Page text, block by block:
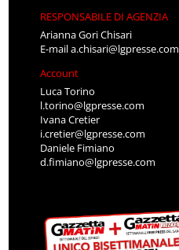
RESPONSABILE DI AGENZIA
Arianna Gori Chisari
E-maila.chisari@lgpresse.com
Account
Luca Torino
l.torino@lgpresse.com
Ivana Cretier
i.cretier@lgpresse.com
Daniele Fimiano
d.fimiano@lgpresse.com